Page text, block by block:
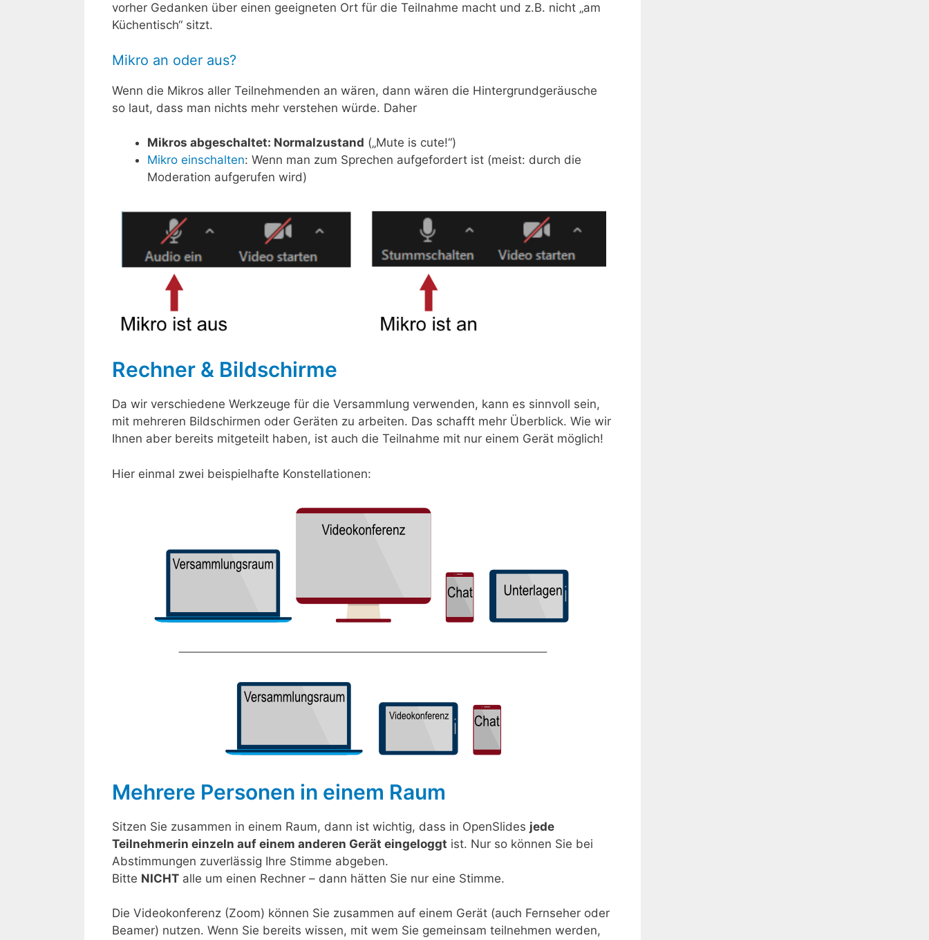
vorher Gedanken über einen geeigneten Ort für die Teilnahme macht und z.B. nicht „am
Küchentisch“ sitzt.
Mikro an oder aus?
Wenn die Mikros aller Teilnehmenden an wären, dann wären die Hintergrundgeräusche
so laut, dass man nichts mehr verstehen würde. Daher
Mikros abgeschaltet: Normalzustand („Mute is cute!“)
Mikro einschalten: Wenn man zum Sprechen aufgefordert ist (meist: durch die
Moderation aufgerufen wird)
Rechner & Bildschirme
Da wir verschiedene Werkzeuge für die Versammlung verwenden, kann es sinnvoll sein,
mit mehreren Bildschirmen oder Geräten zu arbeiten. Das schafft mehr Überblick. Wie wir
Ihnen aber bereits mitgeteilt haben, ist auch die Teilnahme mit nur einem Gerät möglich!
Hier einmal zwei beispielhafte Konstellationen:
Mehrere Personen in einem Raum
Sitzen Sie zusammen in einem Raum, dann ist wichtig, dass in OpenSlides jede
Teilnehmerin einzeln auf einem anderen Gerät eingeloggt ist. Nur so können Sie bei
Abstimmungen zuverlässig Ihre Stimme abgeben.
Bitte NICHT alle um einen Rechner – dann hätten Sie nur eine Stimme.
Die Videokonferenz (Zoom) können Sie zusammen auf einem Gerät (auch Fernseher oder
Beamer) nutzen. Wenn Sie bereits wissen, mit wem Sie gemeinsam teilnehmen werden,